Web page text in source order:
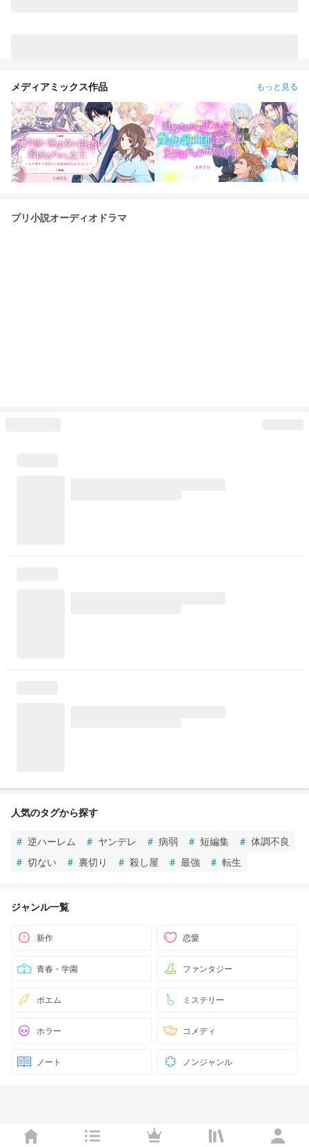
メディアミックス作品 もっと見る
プリ小説オーディオドラマ
人気のタグから探す
# 逆ハーレム # ヤンデレ # 病弱 # 短編集 # 体調不良
# 切ない # 裏切り # 殺し屋 # 最強 # 転生
ジャンル一覧
新作 恋愛
青春・学園 ファンタジー
ポエム ミステリー
ホラー コメディ
ノート ノンジャンル